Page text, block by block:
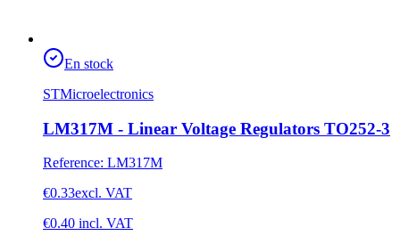
En stock
STMicroelectronics
LM317M - Linear Voltage Regulators TO252-3
Reference: LM317M
€0.33excl. VAT
€0.40 incl. VAT